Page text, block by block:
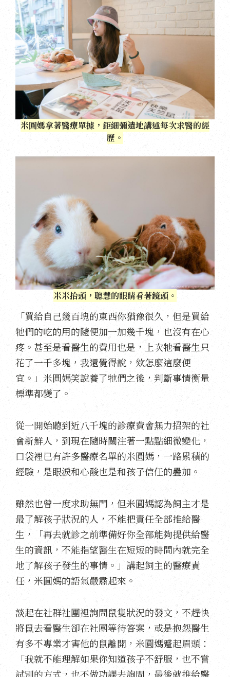
米圓媽拿著醫療單據，鉅細彌遺地講述每次求醫的經
歷。
米米抬頭，聰慧的眼睛看著鏡頭。
「買給自己幾百塊的東西你猶豫很久，但是買給
牠們的吃的用的隨便加一加幾千塊，也沒有在心
疼。甚至是看醫生的費用也是，上次牠看醫生只
花了一千多塊，我還覺得說，欸怎麼這麼便
宜。」米圓媽笑說養了牠們之後，判斷事情衡量
標準都變了。
從一開始聽到近八千塊的診療費會無力招架的社
會新鮮人，到現在隨時關注著一點點細微變化，
口袋裡已有許多醫療名單的米圓媽，一路累積的
經驗，是眼淚和心酸也是和孩子信任的疊加。
雖然也曾一度求助無門，但米圓媽認為飼主才是
最了解孩子狀況的人，不能把責任全部推給醫
生，「再去就診之前準備好你全部能夠提供給醫
生的資訊，不能指望醫生在短短的時間內就完全
地了解孩子發生的事情。」講起飼主的醫療責
任，米圓媽的語氣嚴肅起來。
談起在社群社團裡詢問鼠隻狀況的發文，不趕快
將鼠去看醫生卻在社團等待答案，或是抱怨醫生
有多不專業才害他的鼠離開，米圓媽蹙起眉頭：
「我就不能理解如果你知道孩子不舒服，也不嘗
試別的方式，也不做功課去詢問，最後就推給醫